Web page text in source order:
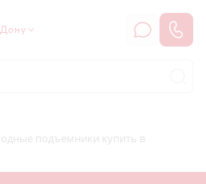
подъемники купить в